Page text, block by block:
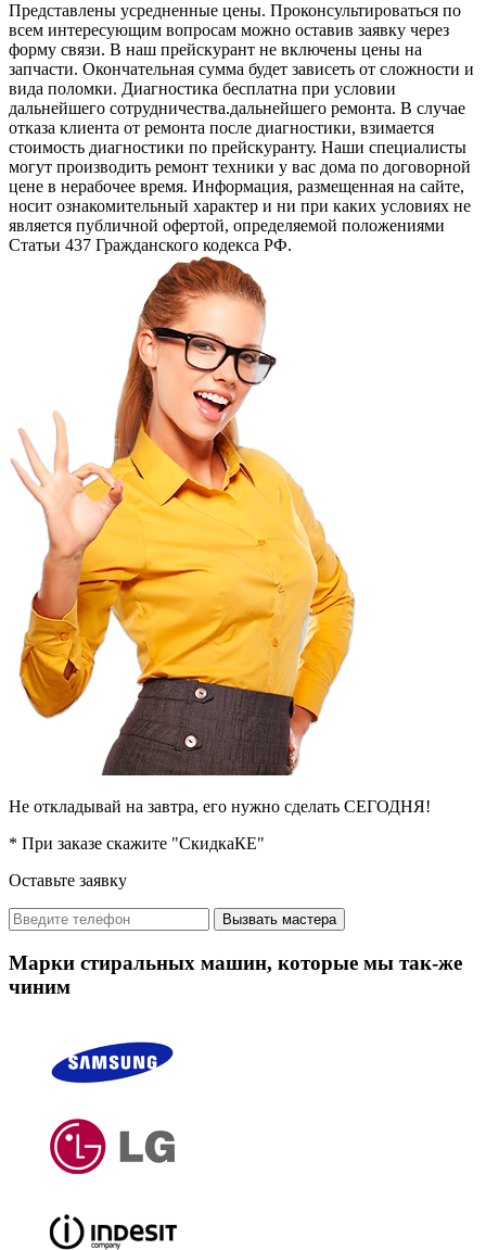
Представлены усредненные цены. Проконсультироваться по
всем интересующим вопросам можно оставив заявку через
форму связи. В наш прейскурант не включены цены на
запчасти. Окончательная сумма будет зависеть от сложности и
вида поломки. Диагностика бесплатна при условии
дальнейшего сотрудничества.дальнейшего ремонта. В случае
отказа клиента от ремонта после диагностики, взимается
стоимость диагностики по прейскуранту. Наши специалисты
могут производить ремонт техники у вас дома по договорной
цене в нерабочее время. Информация, размещенная на сайте,
носит ознакомительный характер и ни при каких условиях не
является публичной офертой, определяемой положениями
Статьи 437 Гражданского кодекса РФ.
Не откладывай на завтра, его нужно сделать СЕГОДНЯ!
* При заказе скажите "СкидкаКЕ"
Оставьте заявку
Вызвать мастера
Марки стиральных машин, которые мы так-же
чиним